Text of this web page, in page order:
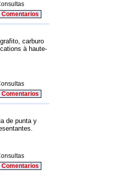
Comentarios
carburo
à haute-
Comentarios
de punta y
Comentarios